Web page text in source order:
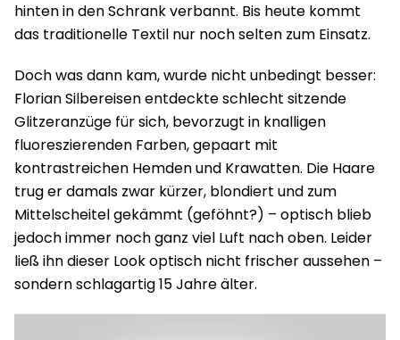
hinten in den Schrank verbannt. Bis heute kommt
das traditionelle Textil nur noch selten zum Einsatz.
Doch was dann kam, wurde nicht unbedingt besser:
Florian Silbereisen entdeckte schlecht sitzende
Glitzeranzüge für sich, bevorzugt in knalligen
fluoreszierenden Farben, gepaart mit
kontrastreichen Hemden und Krawatten. Die Haare
trug er damals zwar kürzer, blondiert und zum
Mittelscheitel gekämmt (geföhnt?) – optisch blieb
jedoch immer noch ganz viel Luft nach oben. Leider
ließ ihn dieser Look optisch nicht frischer aussehen –
sondern schlagartig 15 Jahre älter.